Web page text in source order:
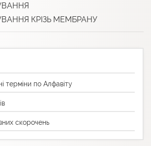
КРІЗЬ МЕМБРАНУ
терміни по Алфавіту
скорочень